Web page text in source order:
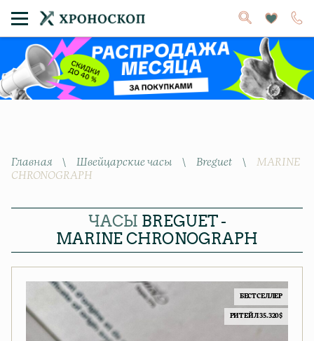
Главная \ Швейцарские часы \ Breguet \ MARINE
CHRONOGRAPH
ЧАСЫ BREGUET -
MARINE CHRONOGRAPH
БЕСТСЕЛЛЕР
РИТЕЙЛ 35.320$